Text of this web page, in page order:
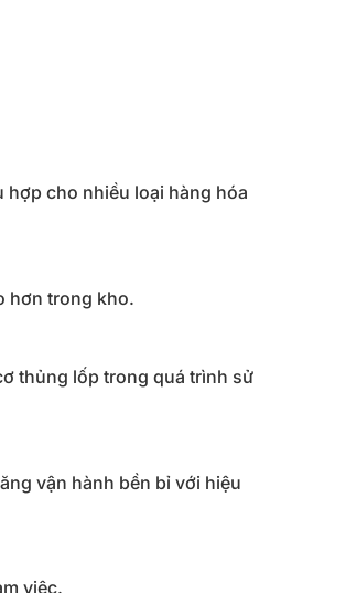
hợp cho nhiều loại hàng hóa
hơn trong kho.
thủng lốp trong quá trình sử
vận hành bền bỉ với hiệu
việc.